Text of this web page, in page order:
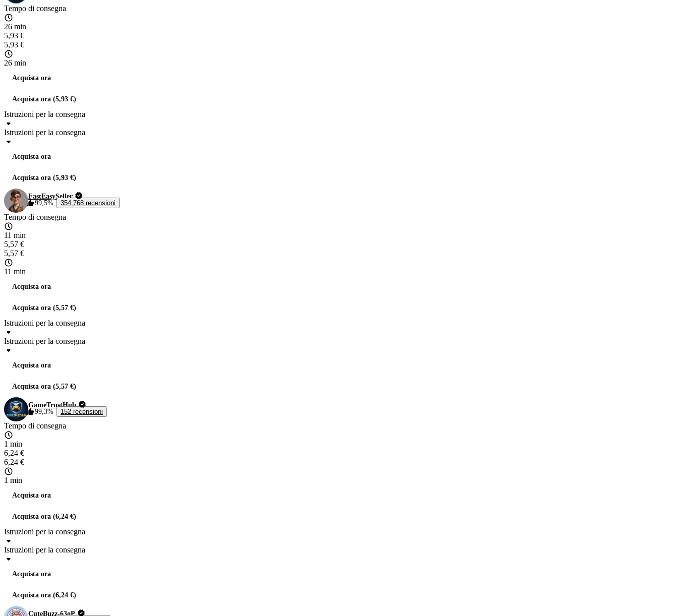
Tempo di consegna
26 min
5,93 €
5,93 €
26 min
Acquista ora
Acquista ora (5,93 €)
Istruzioni per la consegna
Istruzioni per la consegna
Acquista ora
Acquista ora (5,93 €)
FastEasySeller
99,5%
354,768 recensioni
Tempo di consegna
11 min
5,57 €
5,57 €
11 min
Acquista ora
Acquista ora (5,57 €)
Istruzioni per la consegna
Istruzioni per la consegna
Acquista ora
Acquista ora (5,57 €)
GameTrustHub
99,3%
152 recensioni
Tempo di consegna
1 min
6,24 €
6,24 €
1 min
Acquista ora
Acquista ora (6,24 €)
Istruzioni per la consegna
Istruzioni per la consegna
Acquista ora
Acquista ora (6,24 €)
CuteBuzz-63oP